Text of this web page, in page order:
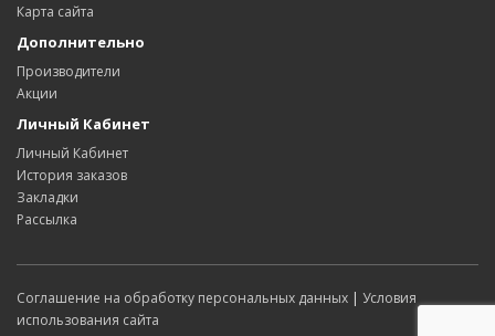
Карта сайта
Дополнительно
Производители
Акции
Личный Кабинет
Личный Кабинет
История заказов
Закладки
Рассылка
Соглашение на обработку персональных данных | Условия
использования сайта